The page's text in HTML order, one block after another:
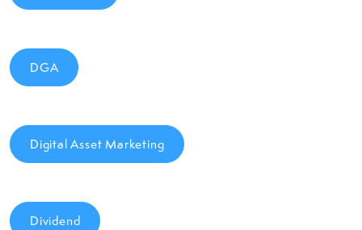
DGA
Digital Asset Marketing
Dividend